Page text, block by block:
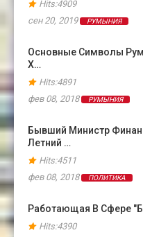
Hits:4909
сен 20, 2019
РУМЫНИЯ
Основные Символы
Х…
Hits:4891
фев 08, 2018
РУМЫНИЯ
Бывший Министр
Летний …
Hits:4511
фев 08, 2018
ПОЛИТИКА
Работающая В Сфере
Hits:4390